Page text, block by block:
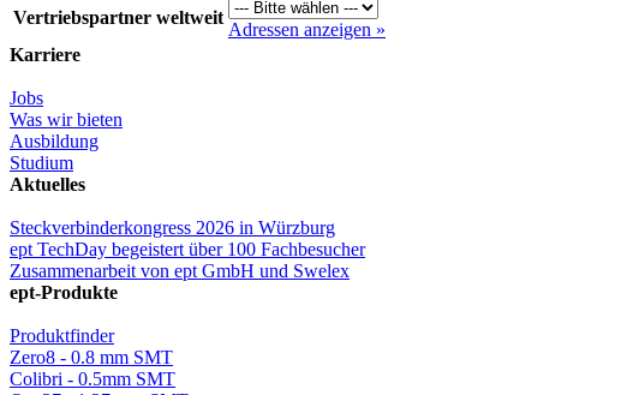
Vertriebspartner weltweit
Adressen anzeigen »
Karriere
Jobs
Was wir bieten
Ausbildung
Studium
Aktuelles
Steckverbinderkongress 2026 in Würzburg
ept TechDay begeistert über 100 Fachbesucher
Zusammenarbeit von ept GmbH und Swelex
ept-Produkte
Produktfinder
Zero8 - 0.8 mm SMT
Colibri - 0.5mm SMT